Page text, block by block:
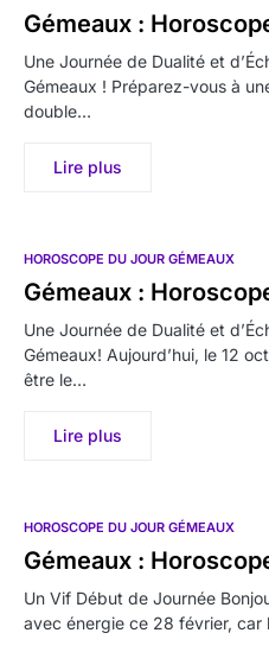
Gémeaux :
Une Journée de Dualité et
Gémeaux ! Préparez-vous à
double…
Lire plus
HOROSCOPE DU JOUR GÉMEAUX
Gémeaux :
Une Journée de Dualité et
Gémeaux! Aujourd’hui, le 12
être le…
Lire plus
HOROSCOPE DU JOUR GÉMEAUX
Gémeaux :
Un Vif Début de Journée
avec énergie ce 28 février, car